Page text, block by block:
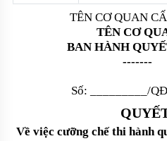
TÊN CƠ QUAN
TÊN CƠ
BAN HÀNH
-------
Số: _________/
QUYẾ
Về việc cưỡng chế thi hành